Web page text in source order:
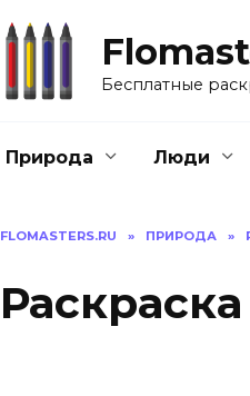
Бесплатные
Природа Люди
FLOMASTERS.RU » ПРИРОДА »